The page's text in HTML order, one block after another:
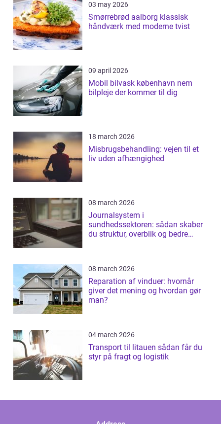
03 may 2026
Smørrebrød aalborg klassisk
håndværk med moderne tvist
09 april 2026
Mobil bilvask københavn nem
bilpleje der kommer til dig
18 march 2026
Misbrugsbehandling: vejen til et
liv uden afhængighed
08 march 2026
Journalsystem i
sundhedssektoren: sådan skaber
du struktur, overblik og bedre
08 march 2026
Reparation af vinduer: hvornår
giver det mening og hvordan gør
man?
04 march 2026
Transport til litauen sådan får du
styr på fragt og logistik